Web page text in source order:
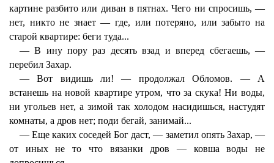
картине разбито или диван в пятнах. Чего ни спросишь, —
нет, никто не знает — где, или потеряно, или забыто на
старой квартире: беги туда...
— В ину пору раз десять взад и вперед сбегаешь, —
перебил Захар.
— Вот видишь ли! — продолжал Обломов. — А
встанешь на новой квартире утром, что за скука! Ни воды,
ни угольев нет, а зимой так холодом насидишься, настудят
комнаты, а дров нет; поди бегай, занимай...
— Еще каких соседей Бог даст, — заметил опять Захар, —
от иных не то что вязанки дров — ковша воды не